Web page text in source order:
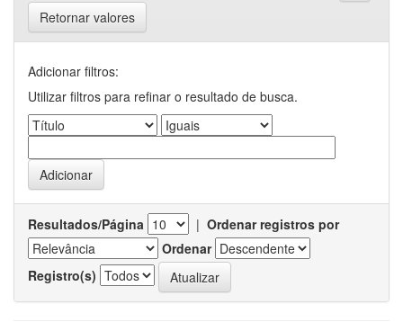
Retornar valores
Adicionar filtros:
Utilizar filtros para refinar o resultado de busca.
Resultados/Página | Ordenar registros por
Ordenar
Registro(s)